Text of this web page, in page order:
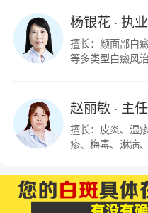
杨银花· 执
擅长：颜面部白
等多类型白癜风治
赵丽敏· 主
擅长：皮炎、湿
疹、梅毒、淋病